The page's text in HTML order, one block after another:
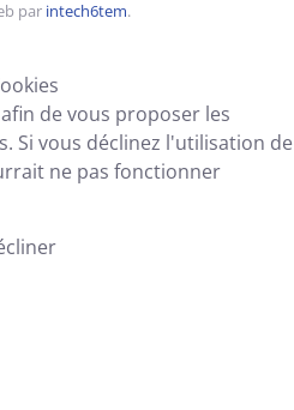
par intech6tem.
de vous proposer les
Si vous déclinez l'utilisation de
ne pas fonctionner